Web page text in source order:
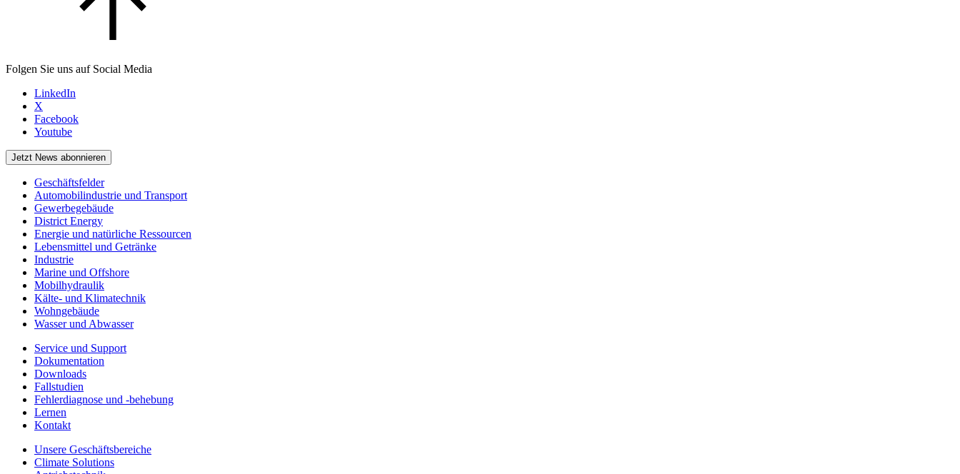
Folgen Sie uns auf Social Media
LinkedIn
X
Facebook
Youtube
Jetzt News abonnieren
Geschäftsfelder
Automobilindustrie und Transport
Gewerbegebäude
District Energy
Energie und natürliche Ressourcen
Lebensmittel und Getränke
Industrie
Marine und Offshore
Mobilhydraulik
Kälte- und Klimatechnik
Wohngebäude
Wasser und Abwasser
Service und Support
Dokumentation
Downloads
Fallstudien
Fehlerdiagnose und -behebung
Lernen
Kontakt
Unsere Geschäftsbereiche
Climate Solutions